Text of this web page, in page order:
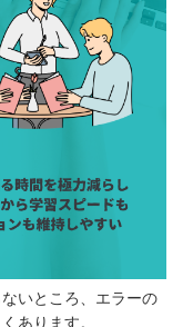
いところ、エラーの
あります。